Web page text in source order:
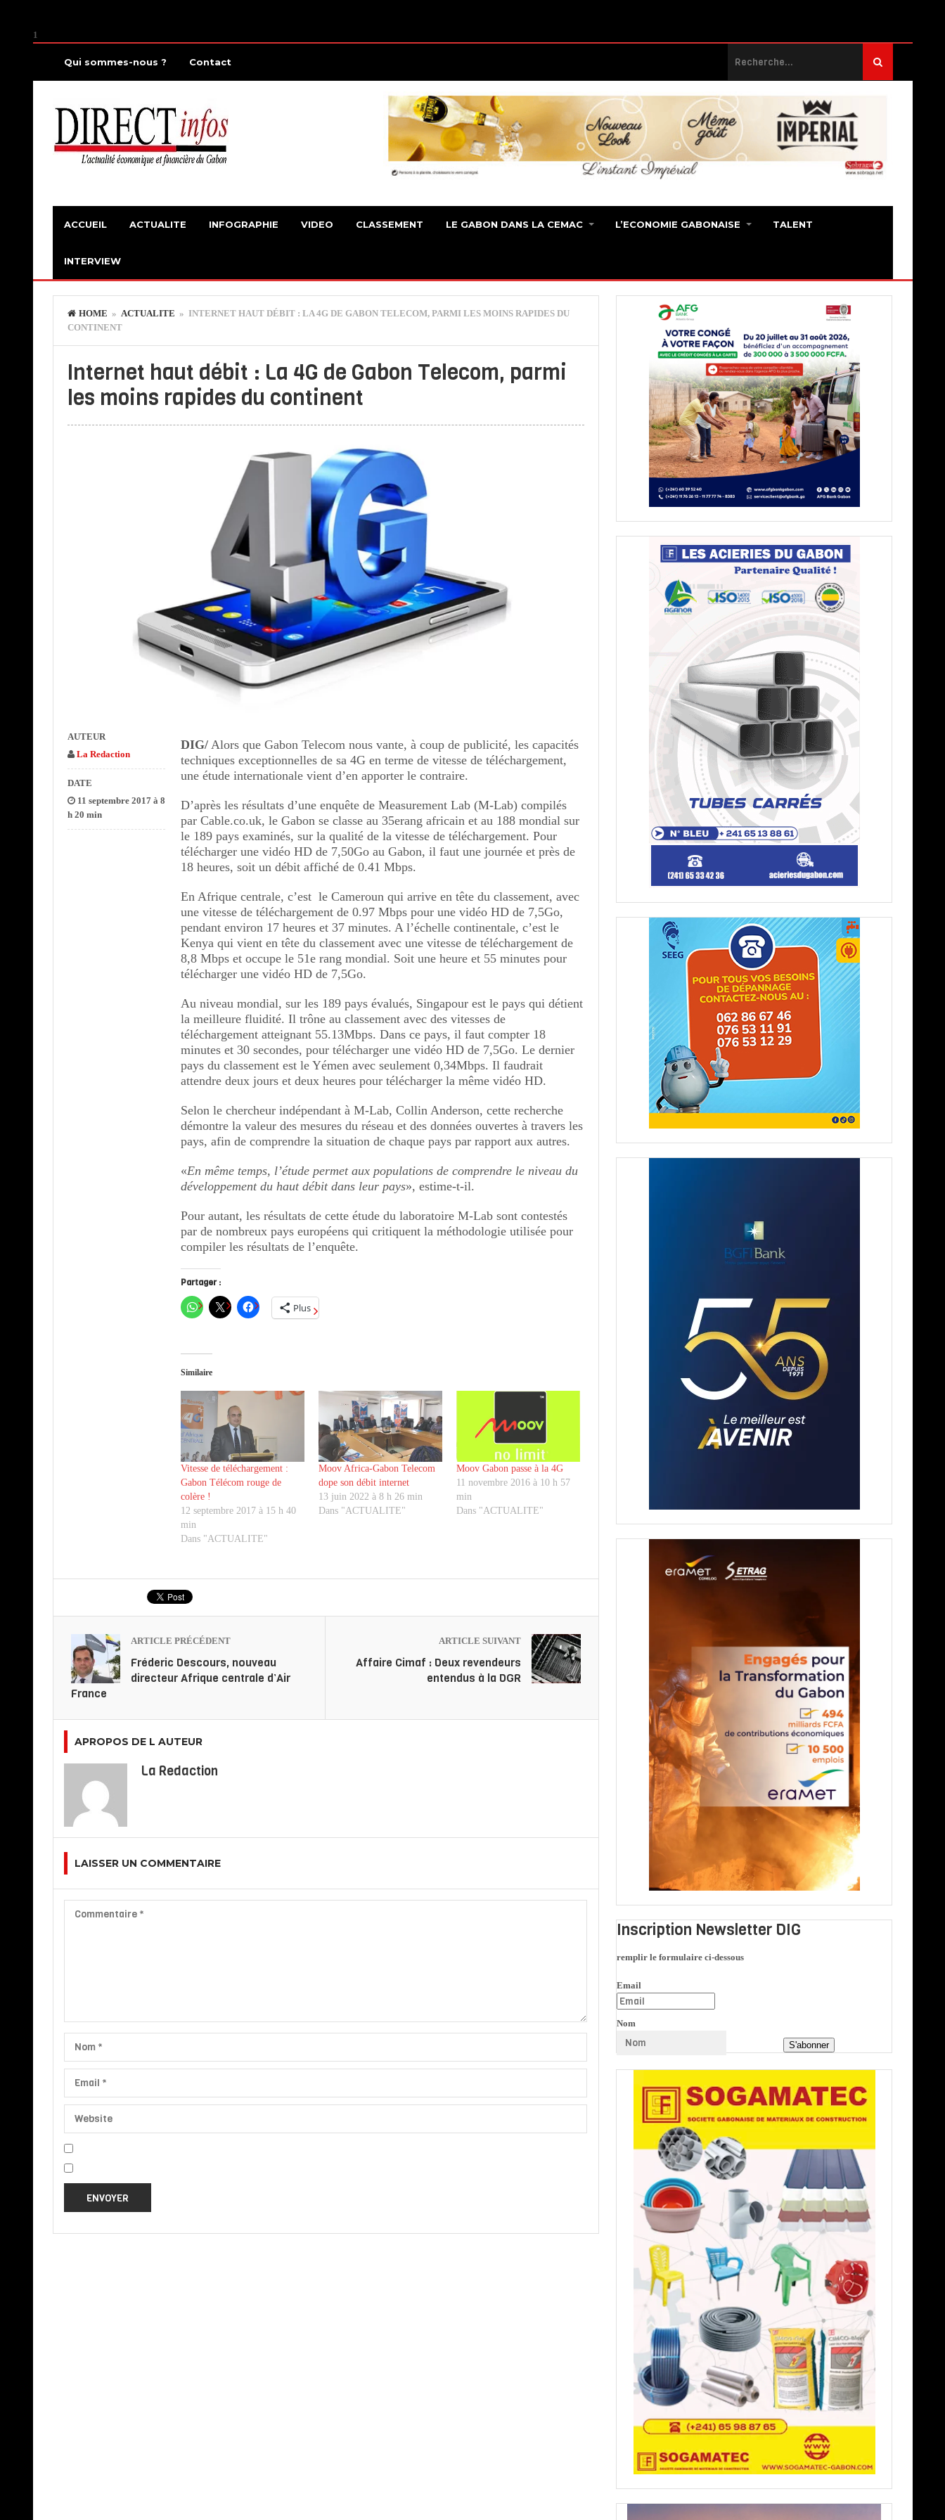
1
Qui sommes-nous ? Contact
ACCUEIL ACTUALITE INFOGRAPHIE VIDEO CLASSEMENT LE GABON DANS LA CEMAC L’ECONOMIE GABONAISE TALENT
INTERVIEW
HOME » ACTUALITE » INTERNET HAUT DÉBIT : LA 4G DE GABON TELECOM, PARMI LES MOINS RAPIDES DU
CONTINENT
Internet haut débit : La 4G de Gabon Telecom, parmi
les moins rapides du continent
DIG/ Alors que Gabon Telecom nous vante, à coup de publicité, les capacités
techniques exceptionnelles de sa 4G en terme de vitesse de téléchargement,
une étude internationale vient d’en apporter le contraire.
D’après les résultats d’une enquête de Measurement Lab (M-Lab) compilés
par Cable.co.uk, le Gabon se classe au 35erang africain et au 188 mondial sur
le 189 pays examinés, sur la qualité de la vitesse de téléchargement. Pour
télécharger une vidéo HD de 7,50Go au Gabon, il faut une journée et près de
18 heures, soit un débit affiché de 0.41 Mbps.
En Afrique centrale, c’est le Cameroun qui arrive en tête du classement, avec
une vitesse de téléchargement de 0.97 Mbps pour une vidéo HD de 7,5Go,
pendant environ 17 heures et 37 minutes. A l’échelle continentale, c’est le
Kenya qui vient en tête du classement avec une vitesse de téléchargement de
8,8 Mbps et occupe le 51e rang mondial. Soit une heure et 55 minutes pour
télécharger une vidéo HD de 7,5Go.
Au niveau mondial, sur les 189 pays évalués, Singapour est le pays qui détient
la meilleure fluidité. Il trône au classement avec des vitesses de
téléchargement atteignant 55.13Mbps. Dans ce pays, il faut compter 18
minutes et 30 secondes, pour télécharger une vidéo HD de 7,5Go. Le dernier
pays du classement est le Yémen avec seulement 0,34Mbps. Il faudrait
attendre deux jours et deux heures pour télécharger la même vidéo HD.
Selon le chercheur indépendant à M-Lab, Collin Anderson, cette recherche
démontre la valeur des mesures du réseau et des données ouvertes à travers les
pays, afin de comprendre la situation de chaque pays par rapport aux autres.
«En même temps, l’étude permet aux populations de comprendre le niveau du
développement du haut débit dans leur pays», estime-t-il.
Pour autant, les résultats de cette étude du laboratoire M-Lab sont contestés
par de nombreux pays européens qui critiquent la méthodologie utilisée pour
compiler les résultats de l’enquête.
Partager :
Plus
Similaire
Vitesse de téléchargement :
Gabon Télécom rouge de
colère !
12 septembre 2017 à 15 h 40
min
Dans "ACTUALITE"
Moov Africa-Gabon Telecom
dope son débit internet
13 juin 2022 à 8 h 26 min
Dans "ACTUALITE"
Moov Gabon passe à la 4G
11 novembre 2016 à 10 h 57
min
Dans "ACTUALITE"
AUTEUR
La Redaction
DATE
11 septembre 2017 à 8
h 20 min
ARTICLE PRÉCÉDENT
Fréderic Descours, nouveau
directeur Afrique centrale d’Air
France
ARTICLE SUIVANT
Affaire Cimaf : Deux revendeurs
entendus à la DGR
APROPOS DE L AUTEUR
La Redaction
LAISSER UN COMMENTAIRE
Inscription Newsletter DIG
remplir le formulaire ci-dessous
Email
Nom
S'abonner